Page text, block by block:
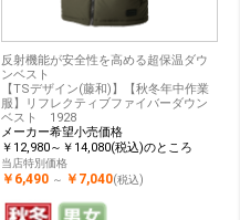
反射機能が安全性を高める超保温ダウ
ンベスト
【TSデザイン(藤和)】【秋冬年中作業
服】リフレクティブファイバーダウン
ベスト 1928
メーカー希望小売価格
￥12,980～￥14,080(税込)のところ
当店特別価格
￥6,490 ～ ￥7,040(税込)